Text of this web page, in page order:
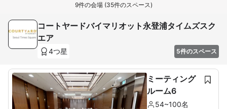
9件の会場 (35件のスペース)
コートヤードバイマリオット永登浦タイムズスク
エア
4つ星 5件のスペース
ミーティング
ルーム6
54~100名